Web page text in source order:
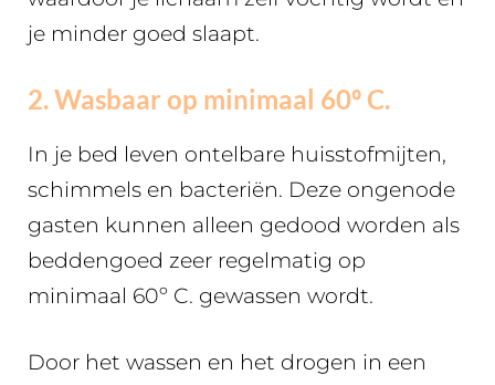
je minder goed slaapt.
2. Wasbaar op minimaal 60º C.
In je bed leven ontelbare huisstofmijten,
schimmels en bacteriën. Deze ongenode
gasten kunnen alleen gedood worden als
beddengoed zeer regelmatig op
minimaal 60º C. gewassen wordt.
Door het wassen en het drogen in een